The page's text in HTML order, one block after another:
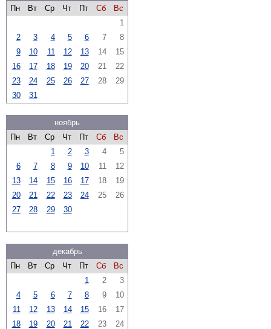
Пн
Вт Ср Чт Пт Сб
Вс
1
2
3 4 5 6 7
8
9
10 11 12 13 14
15
16
17 18 19 20 21
22
23
24 25 26 27 28
29
30
31
ноябрь
Пн
Вт Ср Чт Пт Сб
Вс
1
2 3 4
5
6
7 8 9 10 11
12
13
14 15 16 17 18
19
20
21 22 23 24 25
26
27
28 29 30
декабрь
Пн
Вт Ср Чт Пт Сб
Вс
1
2
3
4
5 6 7 8 9
10
11
12 13 14 15 16
17
18
19 20 21 22 23
24